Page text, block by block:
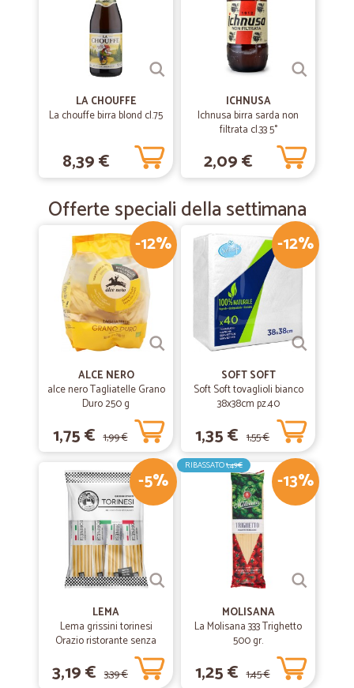
Tutto Perfetto!
Buoni prodotti, prezzi nella norma, spedizioni veloci, tutto perfetto!
—Stefano K.
Acquisto da loro da oltre un anno e non ho mai avuto problemi.
omaggi probabilmente legati alla continuità di collaborazione. Ne
sono completamente soddisfatto.
LA CHOUFFE
La chouffe birra blond cl.75
8,39 €
ICHNUSA
Ichnusa birra sarda non
filtrata cl.33 5°
2,09 €
Offerte speciali della settimana
-12%
ALCE NERO
alce nero Tagliatelle Grano
Duro 250 g
1,75 € 1,99 €
-12%
SOFT SOFT
Soft Soft tovaglioli bianco
38x38cm pz.40
1,35 € 1,55 €
-5%
LEMA
Lema grissini torinesi
Orazio ristorante senza
olio di palma x30 gr.450
3,19 € 3,39 €
-13%
RIBASSATO1,49€
MOLISANA
La Molisana 333 Trighetto
500 gr.
1,25 € 1,45 €